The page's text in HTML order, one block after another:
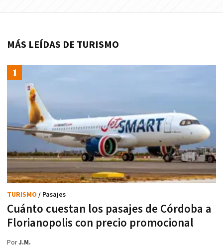
MÁS LEÍDAS DE TURISMO
Cuánto cuestan los pasajes de Córdoba a
Florianopolis con precio promocional
TURISMO / Pasajes
PorJ.M.